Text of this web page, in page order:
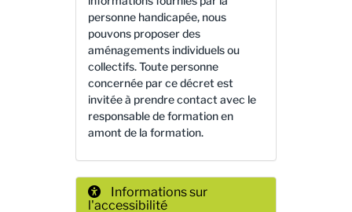
personne handicapée, nous
pouvons proposer des
aménagements individuels ou
collectifs. Toute personne
concernée par ce décret est
invitée à prendre contact avec le
responsable de formation en
amont de la formation.
Informations sur
l'accessibilité